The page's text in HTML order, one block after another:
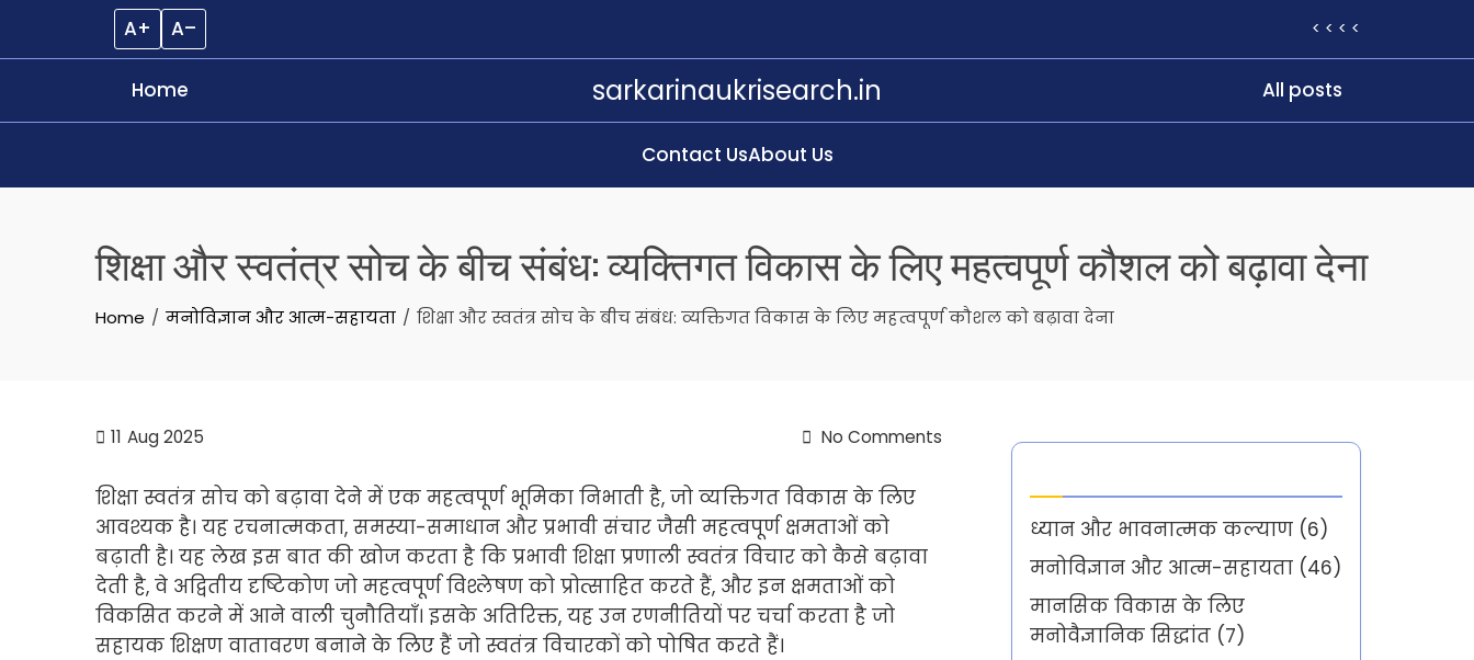
A+ A– < < < <
Home sarkarinaukrisearch.in All posts
Contact UsAbout Us
शिक्षा और स्वतंत्र सोच के बीच संबंध: व्यक्तिगत विकास के लिए महत्वपूर्ण कौशल को बढ़ावा देना
Home मनोविज्ञान और आत्म-सहायता शिक्षा और स्वतंत्र सोच के बीच संबंध: व्यक्तिगत विकास के लिए महत्वपूर्ण कौशल को बढ़ावा देना
11 Aug 2025 No Comments
शिक्षा स्वतंत्र सोच को बढ़ावा देने में एक महत्वपूर्ण भूमिका निभाती है, जो व्यक्तिगत विकास के लिए
आवश्यक है। यह रचनात्मकता, समस्या-समाधान और प्रभावी संचार जैसी महत्वपूर्ण क्षमताओं को
बढ़ाती है। यह लेख इस बात की खोज करता है कि प्रभावी शिक्षा प्रणाली स्वतंत्र विचार को कैसे बढ़ावा
देती है, वे अद्वितीय दृष्टिकोण जो महत्वपूर्ण विश्लेषण को प्रोत्साहित करते हैं, और इन क्षमताओं को
विकसित करने में आने वाली चुनौतियाँ। इसके अतिरिक्त, यह उन रणनीतियों पर चर्चा करता है जो
सहायक शिक्षण वातावरण बनाने के लिए हैं जो स्वतंत्र विचारकों को पोषित करते हैं।
ध्यान और भावनात्मक कल्याण (6)
मनोविज्ञान और आत्म-सहायता (46)
मानसिक विकास के लिए
मनोवैज्ञानिक सिद्धांत (7)